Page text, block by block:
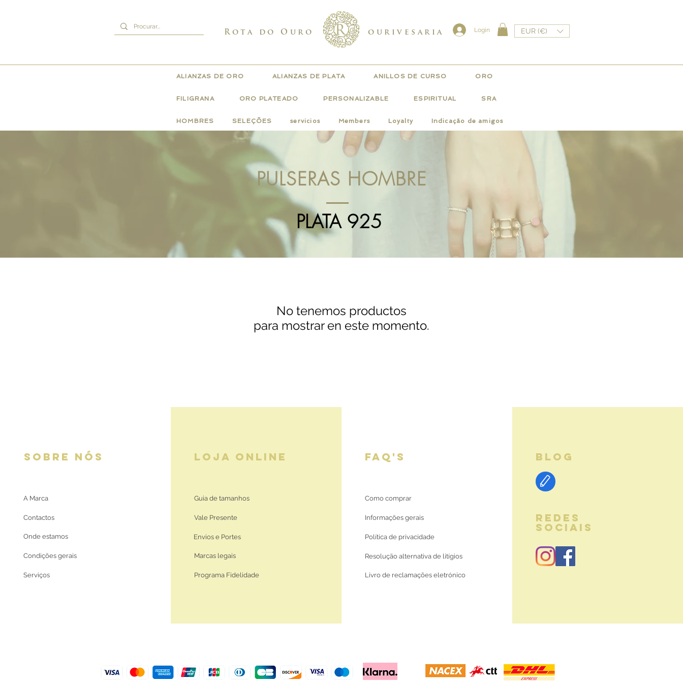
Rota do Ouro ourivesaria Login EUR (€)
ALIANZAS DE ORO ALIANZAS DE PLATA ANILLOS DE CURSO ORO
FILIGRANA ORO PLATEADO PERSONALIZABLE ESPIRITUAL SRA
HOMBRES SELEÇÕES servicios Members Loyalty Indicação de amigos
PULSERAS HOMBRE
PLATA 925
No tenemos productos
para mostrar en este momento.
SOBRE NÓS
A Marca
Contactos
Onde estamos
Condições gerais
Serviços
LOJA ONLINE
Guia de tamanhos
Vale Presente
Envios e Portes
Marcas legais
Programa Fidelidade
FAQ'S
Como comprar
Informações gerais
Política de privacidade
Resolução alternativa de litígios
Livro de reclamações eletrónico
BLOG
REDES
SOCIAIS